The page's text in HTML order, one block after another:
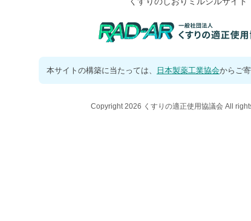
本サイトの構築に当たっては、 日本製薬工業協会からご
Copyright 2026 くすりの適正使用協議会 All